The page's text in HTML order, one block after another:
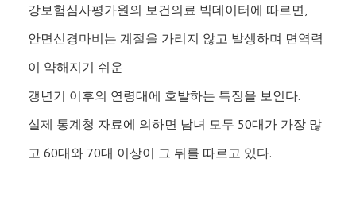
강보험심사평가원의 보건의료 빅데이터에 따르면,
안면신경마비는 계절을 가리지 않고 발생하며 면역력
이 약해지기 쉬운
갱년기 이후의 연령대에 호발하는 특징을 보인다.
실제 통계청 자료에 의하면 남녀 모두 50대가 가장 많
고 60대와 70대 이상이 그 뒤를 따르고 있다.